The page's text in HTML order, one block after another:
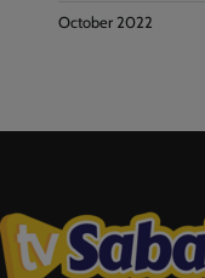
October 2022